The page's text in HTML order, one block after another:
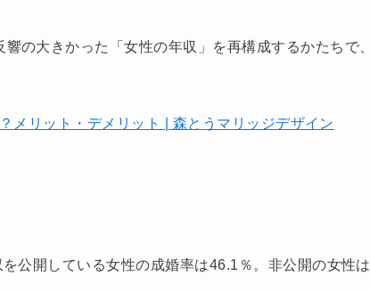
の大きかった「女性の年収」を再構成するかたちで、
メリット・デメリット | 森とうマリッジデザイン
公開している女性の成婚率は46.1％。非公開の女性は